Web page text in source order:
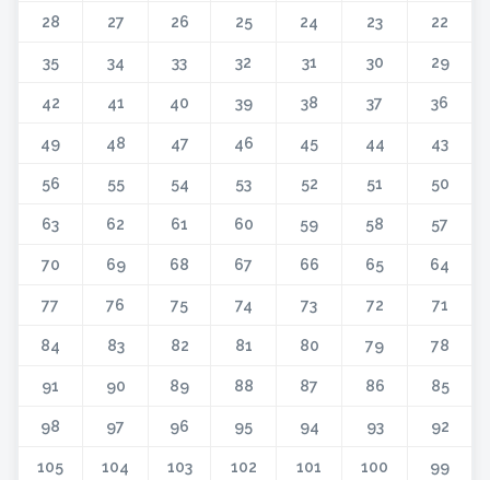
22
23
24
25
26
27
28
29
30
31
32
33
34
35
36
37
38
39
40
41
42
43
44
45
46
47
48
49
50
51
52
53
54
55
56
57
58
59
60
61
62
63
64
65
66
67
68
69
70
71
72
73
74
75
76
77
78
79
80
81
82
83
84
85
86
87
88
89
90
91
92
93
94
95
96
97
98
99
100
101
102
103
104
105